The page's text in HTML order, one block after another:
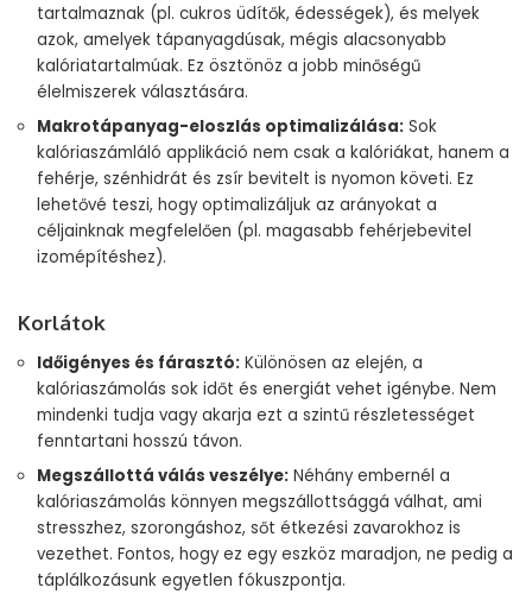
tartalmaznak (pl. cukros üdítők, édességek), és melyek
azok, amelyek tápanyagdúsak, mégis alacsonyabb
kalóriatartalmúak. Ez ösztönöz a jobb minőségű
élelmiszerek választására.
Makrotápanyag-eloszlás optimalizálása: Sok
kalóriaszámláló applikáció nem csak a kalóriákat, hanem a
fehérje, szénhidrát és zsír bevitelt is nyomon követi. Ez
lehetővé teszi, hogy optimalizáljuk az arányokat a
céljainknak megfelelően (pl. magasabb fehérjebevitel
izomépítéshez).
Korlátok
Időigényes és fárasztó: Különösen az elején, a
kalóriaszámolás sok időt és energiát vehet igénybe. Nem
mindenki tudja vagy akarja ezt a szintű részletességet
fenntartani hosszú távon.
Megszállottá válás veszélye: Néhány embernél a
kalóriaszámolás könnyen megszállottsággá válhat, ami
stresszhez, szorongáshoz, sőt étkezési zavarokhoz is
vezethet. Fontos, hogy ez egy eszköz maradjon, ne pedig a
táplálkozásunk egyetlen fókuszpontja.